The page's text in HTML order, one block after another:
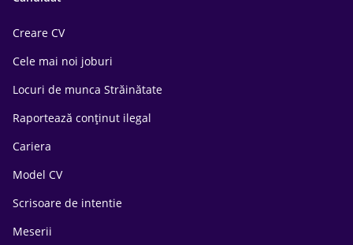
Creare CV
Cele mai noi joburi
Locuri de munca Străinătate
Raportează conținut ilegal
Cariera
Model CV
Scrisoare de intentie
Meserii